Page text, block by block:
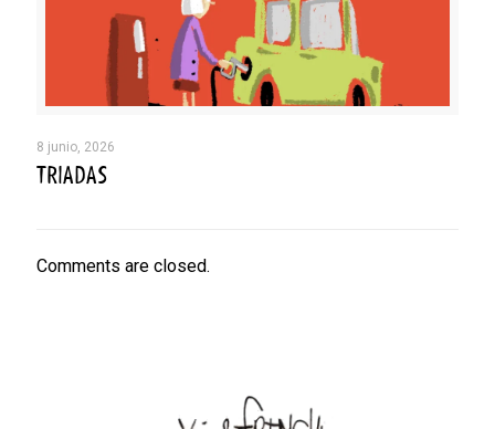
8 junio, 2026
TRIADAS
Comments are closed.